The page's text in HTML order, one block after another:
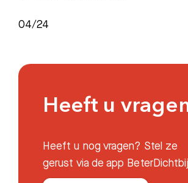
04/24
Heeft u
Heeft u nog vragen? Stel ze
gerust via de app